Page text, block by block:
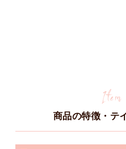
商品の特徴・テ